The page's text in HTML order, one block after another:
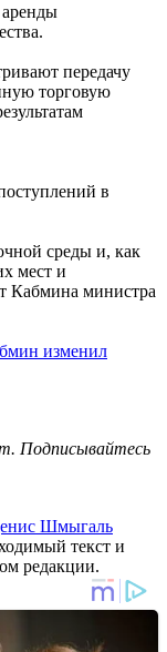
передачу
торговую
в
среды и, как
мест и
Кабмина министра
изменил
Подписывайтесь
Шмыгаль
текст и
редакции.